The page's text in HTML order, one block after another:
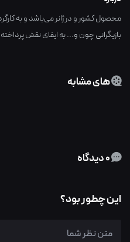
محصول کشور و در ژانر می‌باشد و به
بازیگرانی چون و... به ایفای نقش پرداخته
های مشابه
این چطور بود؟